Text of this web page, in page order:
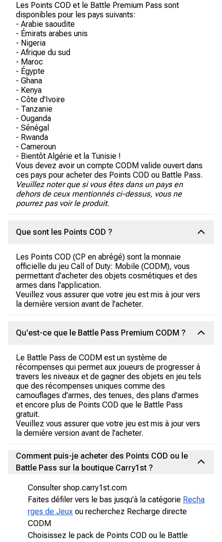
Les Points COD et le Battle Premium Pass sont
disponibles pour les pays suivants:
- Arabie saoudite
- Émirats arabes unis
- Nigeria
- Afrique du sud
- Maroc
- Égypte
- Ghana
- Kenya
- Côte d'Ivoire
- Tanzanie
- Ouganda
- Sénégal
- Rwanda
- Cameroun
- Bientôt Algérie et la Tunisie !
Vous devez avoir un compte CODM valide ouvert dans
ces pays pour acheter des Points COD ou Battle Pass.
Veuillez noter que si vous êtes dans un pays en
dehors de ceux mentionnés ci-dessus, vous ne
pourrez pas voir le produit.
Que sont les Points COD ?
Les Points COD (CP en abrégé) sont la monnaie
officielle du jeu Call of Duty: Mobile (CODM), vous
permettant d'acheter des objets cosmétiques et des
armes dans l'application.
Veuillez vous assurer que votre jeu est mis à jour vers
la dernière version avant de l'acheter.
Qu'est-ce que le Battle Pass Premium CODM ?
Le Battle Pass de CODM est un système de
récompenses qui permet aux joueurs de progresser à
travers les niveaux et de gagner des objets en jeu tels
que des récompenses uniques comme des
camouflages d'armes, des tenues, des plans d'armes
et encore plus de Points COD que le Battle Pass
gratuit.
Veuillez vous assurer que votre jeu est mis à jour vers
la dernière version avant de l'acheter.
Comment puis-je acheter des Points COD ou le
Battle Pass sur la boutique Carry1st ?
Consulter shop.carry1st.com
Faites défiler vers le bas jusqu'à la catégorie Recha
rges de Jeux ou recherchez Recharge directe
CODM
Choisissez le pack de Points COD ou le Battle